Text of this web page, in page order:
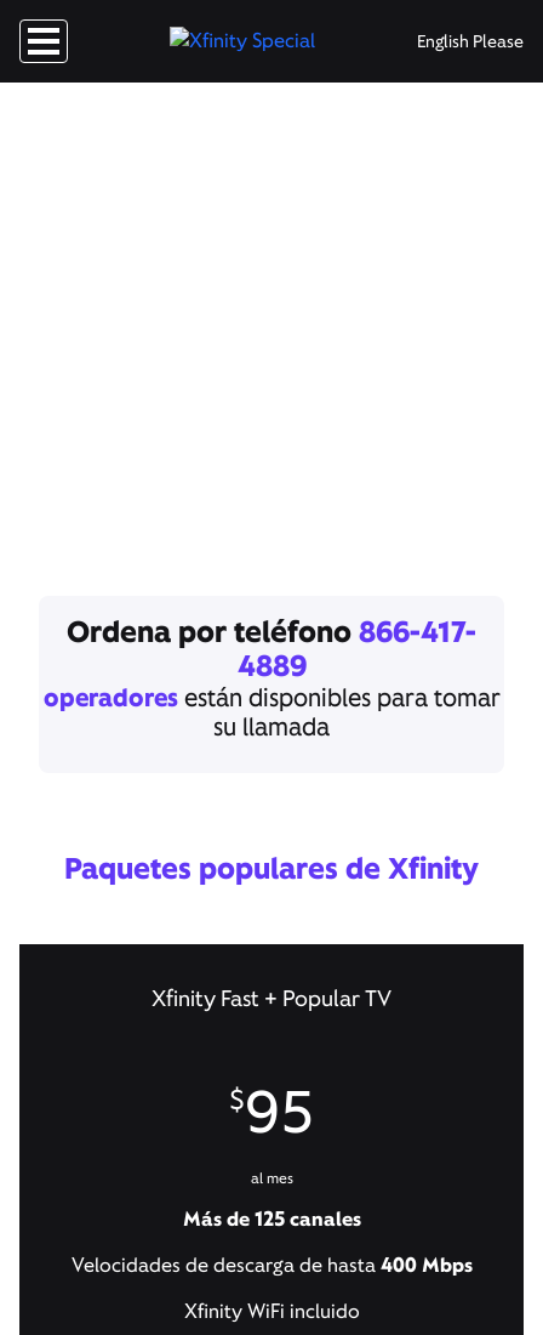
English Please
Ordena por teléfono866-417-
4889
operadoresestán disponibles para tomar
su llamada
Paquetes populares de Xfinity
Xfinity Fast + Popular TV
$95
al mes
Más de 125 canales
Velocidades de descarga de hasta400 Mbps
Xfinity WiFi incluido